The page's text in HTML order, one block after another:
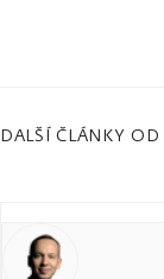
DALŠÍ ČLÁNKY